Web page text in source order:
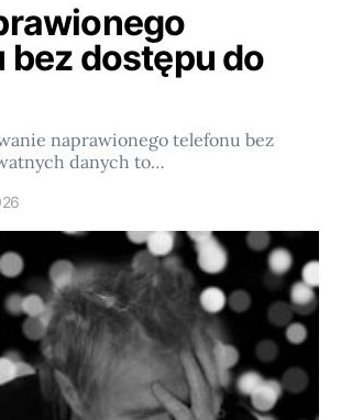
bez dostępu do
naprawionego telefonu bez
danych to…